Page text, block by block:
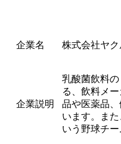
企業名 株式会社ヤ
企業説明
乳酸菌飲料
る、飲料メ
品や医薬品
います。ま
いう野球チー